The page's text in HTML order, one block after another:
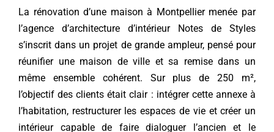
Presse
Demander un
Contact
La rénovation d’une maison à Montpellier menée par
l’agence d’architecture d’intérieur Notes de Styles
s’inscrit dans un projet de grande ampleur, pensé pour
réunifier une maison de ville et sa remise dans un
même ensemble cohérent. Sur plus de 250 m²,
l’objectif des clients était clair : intégrer cette annexe à
l’habitation, restructurer les espaces de vie et créer un
intérieur capable de faire dialoguer l’ancien et le